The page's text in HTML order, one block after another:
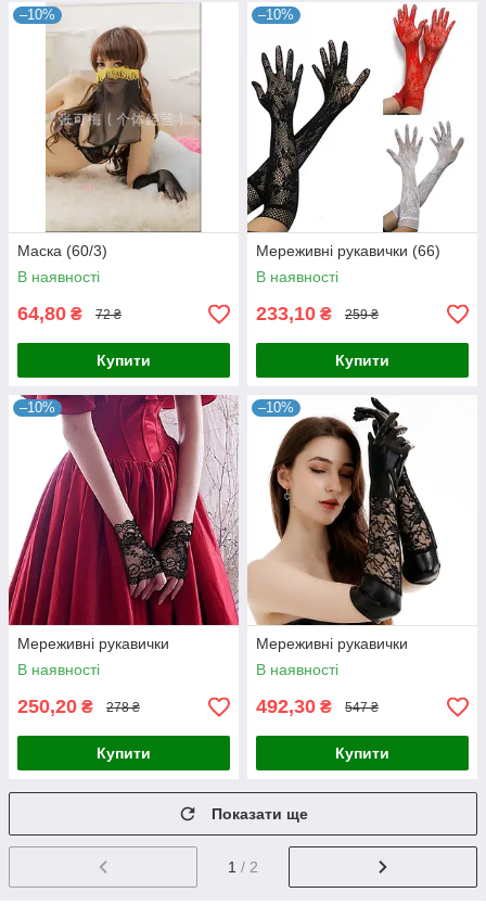
–10%
Маска (60/3)
В наявності
64,80 ₴ 72 ₴
Купити
–10%
Мереживні рукавички (66)
В наявності
233,10 ₴ 259 ₴
Купити
–10%
Мереживні рукавички
В наявності
250,20 ₴ 278 ₴
Купити
–10%
Мереживні рукавички
В наявності
492,30 ₴ 547 ₴
Купити
Показати ще
1 / 2